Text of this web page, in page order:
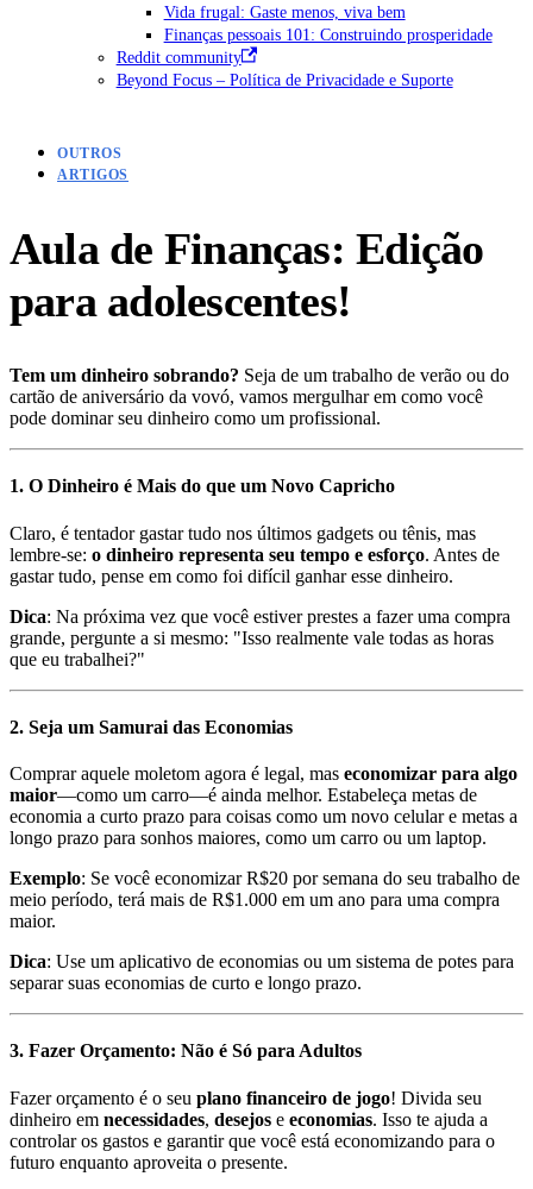
Vida frugal: Gaste menos, viva bem
Finanças pessoais 101: Construindo prosperidade
Reddit community
Beyond Focus – Política de Privacidade e Suporte
OUTROS
ARTIGOS
Aula de Finanças: Edição
para adolescentes!
Tem um dinheiro sobrando? Seja de um trabalho de verão ou do
cartão de aniversário da vovó, vamos mergulhar em como você
pode dominar seu dinheiro como um profissional.
1. O Dinheiro é Mais do que um Novo Capricho
Claro, é tentador gastar tudo nos últimos gadgets ou tênis, mas
lembre-se: o dinheiro representa seu tempo e esforço. Antes de
gastar tudo, pense em como foi difícil ganhar esse dinheiro.
Dica: Na próxima vez que você estiver prestes a fazer uma compra
grande, pergunte a si mesmo: "Isso realmente vale todas as horas
que eu trabalhei?"
2. Seja um Samurai das Economias
Comprar aquele moletom agora é legal, mas economizar para algo
maior—como um carro—é ainda melhor. Estabeleça metas de
economia a curto prazo para coisas como um novo celular e metas a
longo prazo para sonhos maiores, como um carro ou um laptop.
Exemplo: Se você economizar R$20 por semana do seu trabalho de
meio período, terá mais de R$1.000 em um ano para uma compra
maior.
Dica: Use um aplicativo de economias ou um sistema de potes para
separar suas economias de curto e longo prazo.
3. Fazer Orçamento: Não é Só para Adultos
Fazer orçamento é o seu plano financeiro de jogo! Divida seu
dinheiro em necessidades, desejos e economias. Isso te ajuda a
controlar os gastos e garantir que você está economizando para o
futuro enquanto aproveita o presente.